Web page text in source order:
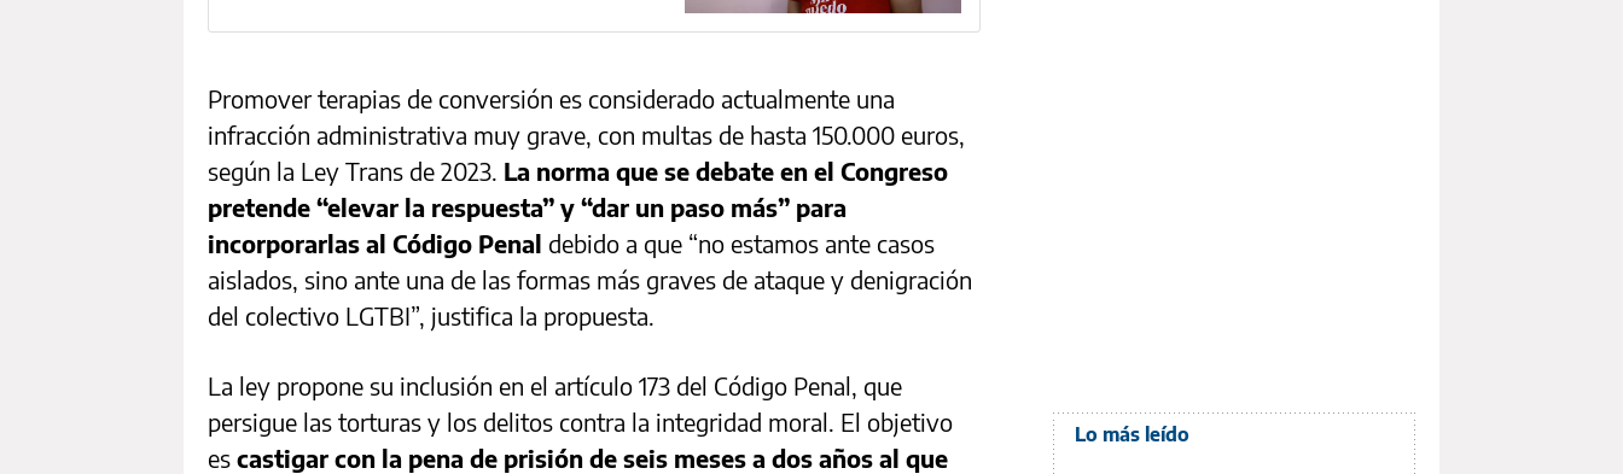
Promover terapias de conversión es considerado actualmente una
infracción administrativa muy grave, con multas de hasta 150.000 euros,
según la Ley Trans de 2023. La norma que se debate en el Congreso
pretende “elevar la respuesta” y “dar un paso más” para
incorporarlas al Código Penal debido a que “no estamos ante casos
aislados, sino ante una de las formas más graves de ataque y denigración
del colectivo LGTBI”, justifica la propuesta.
La ley propone su inclusión en el artículo 173 del Código Penal, que
persigue las torturas y los delitos contra la integridad moral. El objetivo
es castigar con la pena de prisión de seis meses a dos años al que
Lo más leído